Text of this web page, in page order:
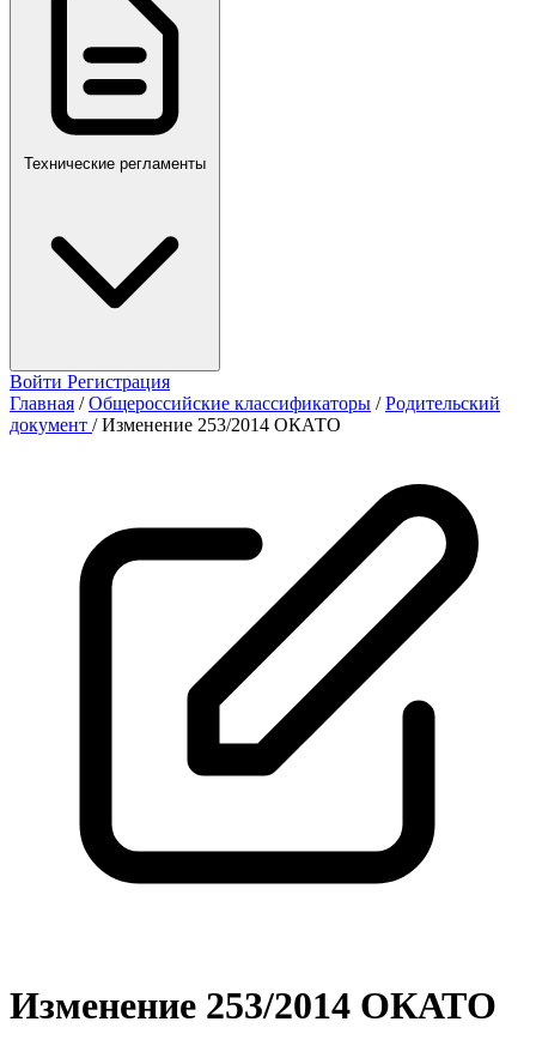
Технические регламенты
Войти Регистрация
Главная / Общероссийские классификаторы / Родительский
документ / Изменение 253/2014 ОКАТО
Изменение 253/2014 ОКАТО